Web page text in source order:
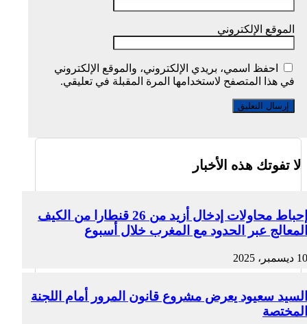
الموقع الإلكتروني
احفظ اسمي، بريدي الإلكتروني، والموقع الإلكتروني
في هذا المتصفح لاستخدامها المرة المقبلة في تعليقي.
لا تفوتك هذه الأخبار
إحباط محاولات إدخال أزيد من 26 قنطارا من الكيف
المعالج عبر الحدود مع المغرب خلال أسبوع
10 ديسمبر، 2025
السيد سعيود يعرض مشروع قانون المرور أمام اللجنة
المختصة